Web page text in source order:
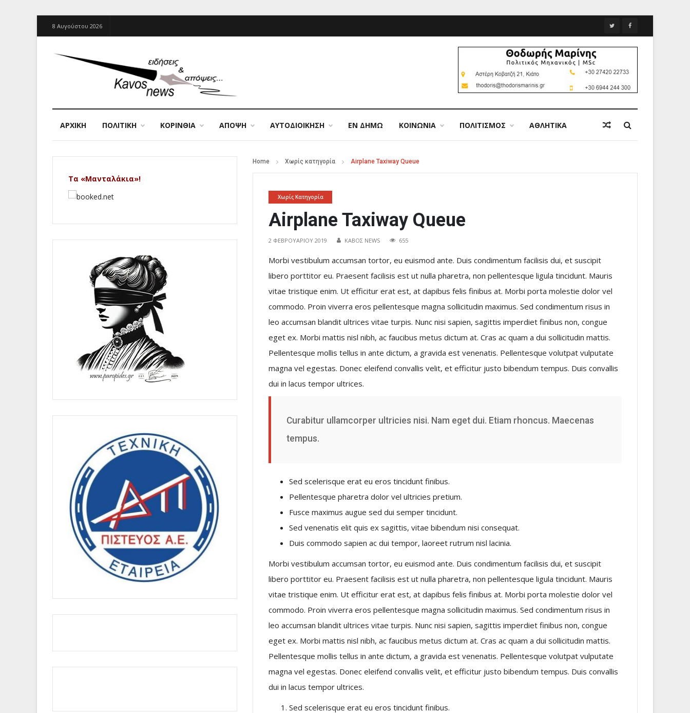
8 Αυγούστου 2026
ΑΡΧΙΚΉ ΠΟΛΙΤΙΚΗ ΚΟΡΙΝΘΙΑ ΑΠΟΨΗ ΑΥΤΟΔΙΟΙΚΗΣΗ ΕΝ ΔΗΜΩ ΚΟΙΝΩΝΙΑ ΠΟΛΙΤΙΣΜΟΣ ΑΘΛΗΤΙΚΑ
Home Χωρίς κατηγορία Airplane Taxiway Queue
Χωρίς Κατηγορία
Airplane Taxiway Queue
2 ΦΕΒΡΟΥΑΡΊΟΥ 2019 ΚΑΒΟΣ NEWS 655
Morbi vestibulum accumsan tortor, eu euismod ante. Duis condimentum facilisis dui, et suscipit
libero porttitor eu. Praesent facilisis est ut nulla pharetra, non pellentesque ligula tincidunt. Mauris
vitae tristique enim. Ut efficitur erat est, at dapibus felis finibus at. Morbi porta molestie dolor vel
commodo. Proin viverra eros pellentesque magna sollicitudin maximus. Sed condimentum risus in
leo accumsan blandit ultrices vitae turpis. Nunc nisi sapien, sagittis imperdiet finibus non, congue
eget ex. Morbi mattis nisl nibh, ac faucibus metus dictum at. Cras ac quam a dui sollicitudin mattis.
Pellentesque mollis tellus in ante dictum, a gravida est venenatis. Pellentesque volutpat vulputate
magna vel egestas. Donec eleifend convallis velit, et efficitur justo bibendum tempus. Duis convallis
dui in lacus tempor ultrices.
Curabitur ullamcorper ultricies nisi. Nam eget dui. Etiam rhoncus. Maecenas
tempus.
Sed scelerisque erat eu eros tincidunt finibus.
Pellentesque pharetra dolor vel ultricies pretium.
Fusce maximus augue sed dui semper tincidunt.
Sed venenatis elit quis ex sagittis, vitae bibendum nisi consequat.
Duis commodo sapien ac dui tempor, laoreet rutrum nisl lacinia.
Morbi vestibulum accumsan tortor, eu euismod ante. Duis condimentum facilisis dui, et suscipit
libero porttitor eu. Praesent facilisis est ut nulla pharetra, non pellentesque ligula tincidunt. Mauris
vitae tristique enim. Ut efficitur erat est, at dapibus felis finibus at. Morbi porta molestie dolor vel
commodo. Proin viverra eros pellentesque magna sollicitudin maximus. Sed condimentum risus in
leo accumsan blandit ultrices vitae turpis. Nunc nisi sapien, sagittis imperdiet finibus non, congue
eget ex. Morbi mattis nisl nibh, ac faucibus metus dictum at. Cras ac quam a dui sollicitudin mattis.
Pellentesque mollis tellus in ante dictum, a gravida est venenatis. Pellentesque volutpat vulputate
magna vel egestas. Donec eleifend convallis velit, et efficitur justo bibendum tempus. Duis convallis
dui in lacus tempor ultrices.
Sed scelerisque erat eu eros tincidunt finibus.
Τα «Μανταλάκια»!